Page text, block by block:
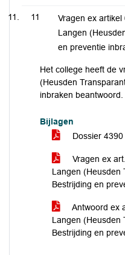
11
Vragen ex
Langen
en preventie
Het college heeft de
(Heusden
inbraken beantwoord.
Bijlagen
Dossier
Vragen ex
Langen (Heusden
Bestrijding en
Antwoord ex
Langen (Heusden
Bestrijding en